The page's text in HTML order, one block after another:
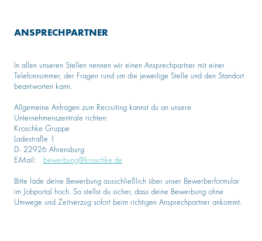
ANSPRECHPARTNER
In allen unseren Stellen nennen wir einen Ansprechpartner mit einer
Telefonnummer, der Fragen rund um die jeweilige Stelle und den Standort
beantworten kann.
Allgemeine Anfragen zum Recruiting kannst du an unsere
Unternehmenszentrale richten:
Kroschke Gruppe
Ladestraße 1
D- 22926 Ahrensburg
E-Mail: bewerbung@kroschke.de
Bitte lade deine Bewerbung ausschließlich über unser Bewerberformular
im Jobportal hoch. So stellst du sicher, dass deine Bewerbung ohne
Umwege und Zeitverzug sofort beim richtigen Ansprechpartner ankommt.